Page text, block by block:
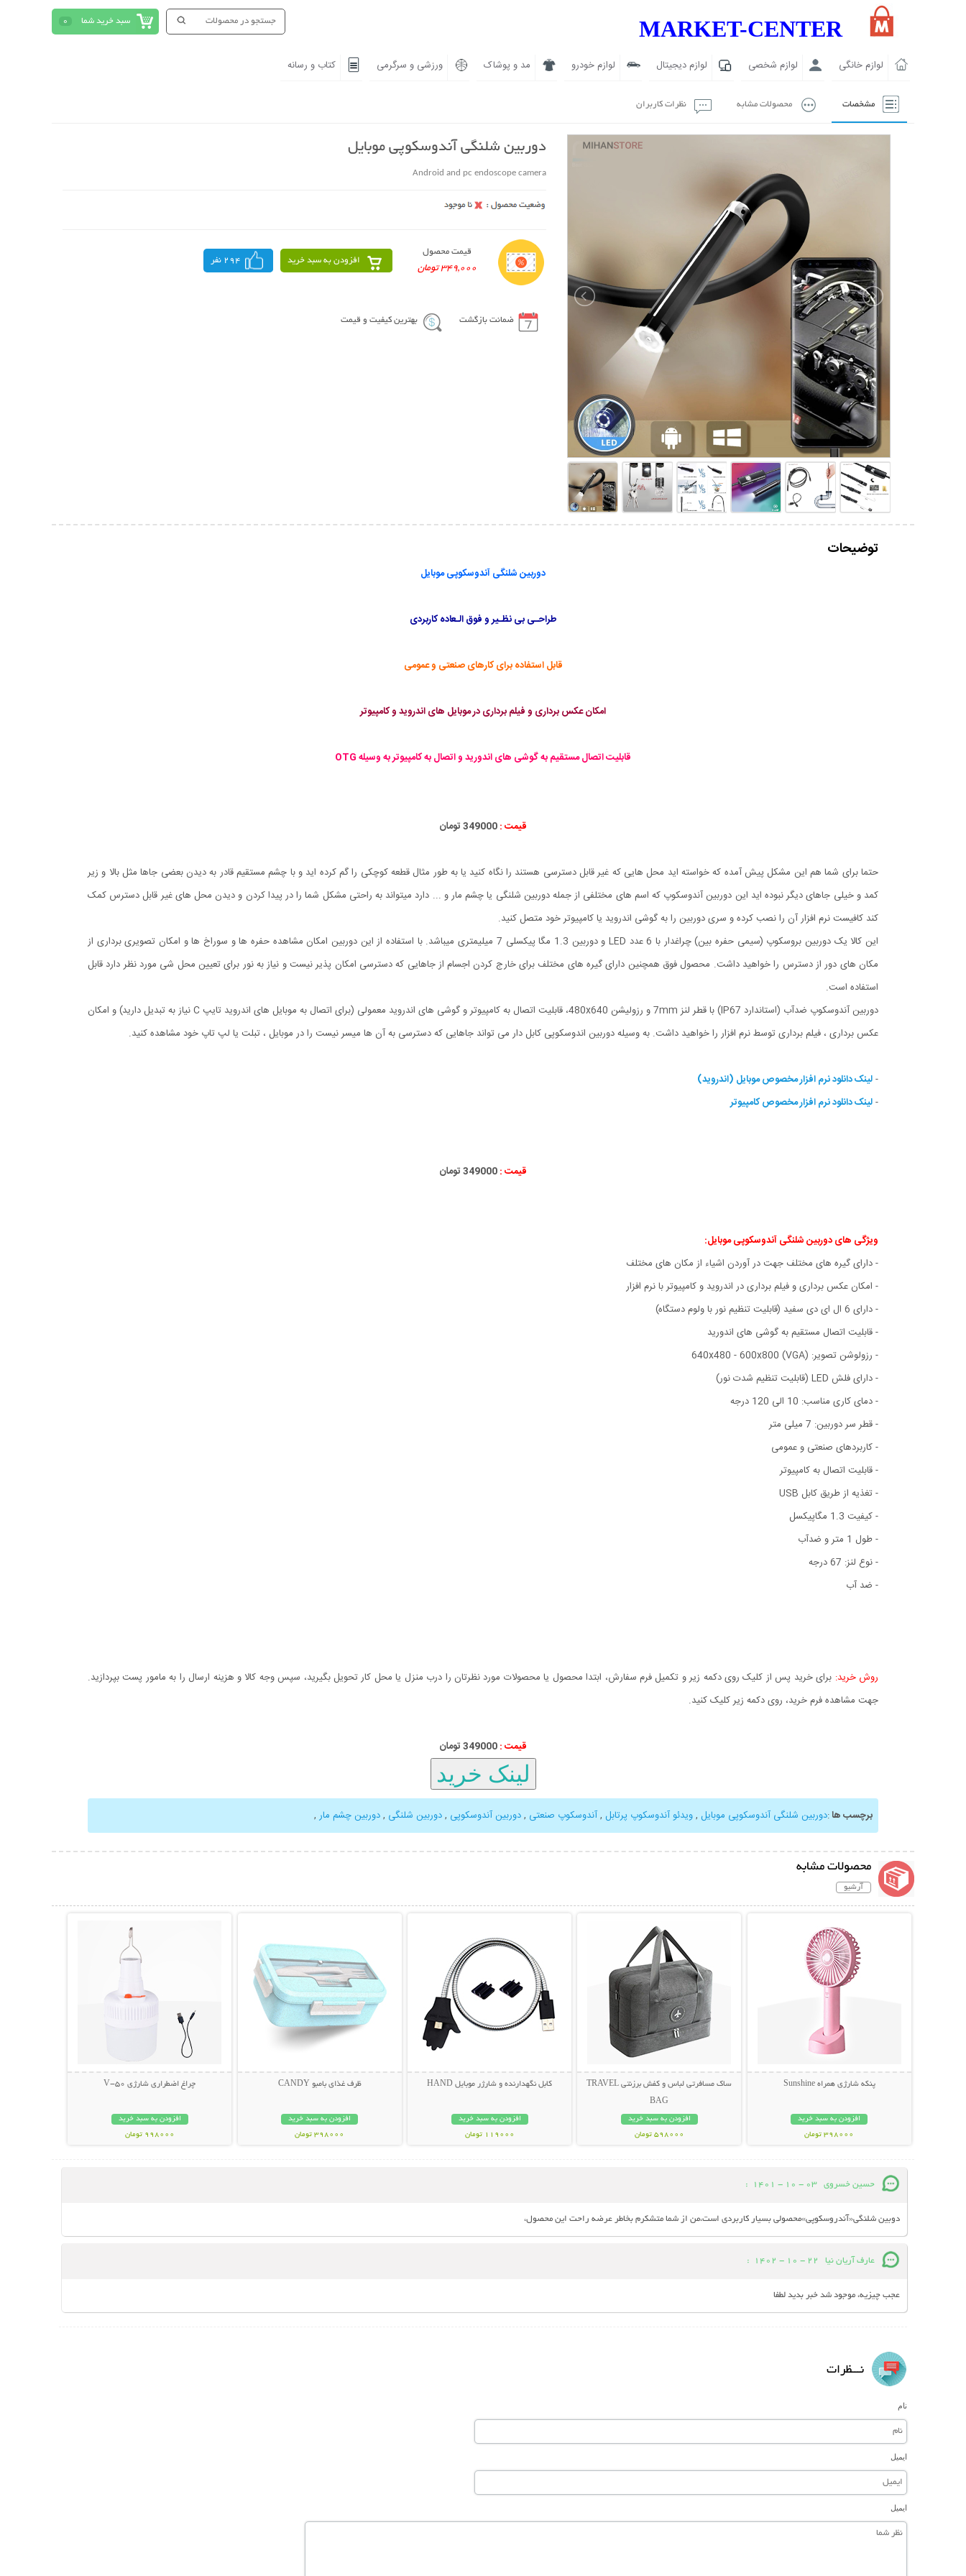
سبد خرید شما 0 MARKET-CENTER
لوازم خانگی لوازم شخصی لوازم دیجیتال لوازم خودرو مد و پوشاک ورزشی و سرگرمی کتاب و رسانه
مشخصات محصولات مشابه نظرات کاربران
دوربین شلنگی آندوسکوپی موبایل
Android and pc endoscope camera
قیمت محصول
349,000 تومان
افزودن به سبد خرید 294 نفر
ضمانت بازگشت بهترین کیفیت و قیمت
توضیحات
دوربین شلنگی آندوسکوپی موبایل
طراحـی بی نظـیر و فوق الـعاده کاربردی
قابل استفاده برای کارهای صنعتی و عمومی
امکان عکس برداری و فیلم برداری در موبایل های اندروید و کامپیوتر
قابلیت اتصال مستقیم به گوشی های اندورید و اتصال به کامپیوتر به وسیله OTG
قیمت :349000 تومان
حتما برای شما هم این مشکل پیش آمده که خواسته اید محل هایی که غیر قابل دسترسی هستند را نگاه کنید یا به طور مثال قطعه کوچکی را گم کرده اید و با چشم مستقیم قادر به دیدن بعضی جاها مثل بالا و زیر
کمد و خیلی جاهای دیگر نبوده اید این دوربین آندوسکوپ که اسم های مختلفی از جمله دوربین شلنگی یا چشم مار و ... دارد میتواند به راحتی مشکل شما را در پیدا کردن و دیدن محل های غیر قابل دسترس کمک
کند کافیست نرم افزار آن را نصب کرده و سری دوربین را به گوشی اندروید یا کامپیوتر خود متصل کنید.
این کالا یک دوربین بروسکوپ (سیمی حفره بین) چراغدار با 6 عدد LED و دوربین 1.3 مگا پیکسلی 7 میلیمتری میباشد. با استفاده از این دوربین امکان مشاهده حفره ها و سوراخ ها و امکان تصویری برداری از
مکان های دور از دسترس را خواهید داشت. محصول فوق همچنین دارای گیره های مختلف برای خارج کردن اجسام از جاهایی که دسترسی امکان پذیر نیست و نیاز به نور برای تعیین محل شی مورد نظر دارد قابل
استفاده است.
دوربین آندوسکوپ ضدآب (استاندارد IP67) با قطر لنز 7mm و رزولیشن 480x640، قابلیت اتصال به کامپیوتر و گوشی های اندروید معمولی (برای اتصال به موبایل های اندروید تایپ C نیاز به تبدیل دارید) و امکان
عکس برداری ، فیلم برداری توسط نرم افزار را خواهید داشت. به وسیله دوربین اندوسکوپی کابل دار می تواند جاهایی که دسترسی به آن ها میسر نیست را در موبایل ، تبلت یا لپ تاپ خود مشاهده کنید.
-لینک دانلود نرم افزار مخصوص موبایل (اندروید)
-لینک دانلود نرم افزار مخصوص کامپیوتر
قیمت :349000 تومان
ویژگی هایدوربین شلنگی آندوسکوپی موبایل:
- دارای گیره های مختلف جهت در آوردن اشیاء از مکان های مختلف
- امکان عکس برداری و فیلم برداری در اندروید و کامپیوتر با نرم افزار
- دارای 6 ال ای دی سفید (قابلیت تنظیم نور با ولوم دستگاه)
- قابلیت اتصال مستقیم به گوشی های اندورید
- رزولوشن تصویر: 640x480 - 600x800 (VGA)
- دارای فلش LED (قابلیت تنظیم شدت نور)
- دمای کاری مناسب: 10 الی 120 درجه
- قطر سر دوربین: 7 میلی متر
- کاربردهای صنعتی و عمومی
- قابلیت اتصال به کامپیوتر
- تغذیه از طریق کابل USB
- کیفیت 1.3 مگاپیکسل
- طول 1 متر و ضدآب
- نوع لنز: 67 درجه
- ضد آب
روش خرید: برای خرید پس از کلیک روی دکمه زیر و تکمیل فرم سفارش، ابتدا محصول یا محصولات مورد نظرتان را درب منزل یا محل کار تحویل بگیرید، سپس وجه کالا و هزینه ارسال را به مامور پست بپردازید.
جهت مشاهده فرم خرید، روی دکمه زیر کلیک کنید.
قیمت :349000 تومان
برچسب ها:دوربین شلنگی آندوسکوپی موبایل ,ویدئو آندوسکوپ پرتابل ,آندوسکوپ صنعتی ,دوربین آندوسکوپی ,دوربین شلنگی ,دوربین چشم مار ,
محصولات مشابه
آرشیو
پنکه شارژی همراه Sunshine
افزودن به سبد خرید
398000 تومان
ساک مسافرتی لباس و کفش برزنتی TRAVEL
BAG
افزودن به سبد خرید
598000 تومان
کابل نگهدارنده و شارژر موبایل HAND
افزودن به سبد خرید
119000 تومان
ظرف غذای بامبو CANDY
افزودن به سبد خرید
398000 تومان
چراغ اضطراری شارژی V-50
افزودن به سبد خرید
998000 تومان
حسین خسروی 03 - 10 - 1401
:
دوبین شلنگی«آندروسکوپی»محصولی بسیار کاربردی است،من از شما متشکرم بخاطر عرضه راحت این محصول،
عارف آریان نیا 22 - 10 - 1402
:
عجب چیزیه، موجود شد خبر بدید لطفا
نـــظرات
نام
ایمیل
ایمیل